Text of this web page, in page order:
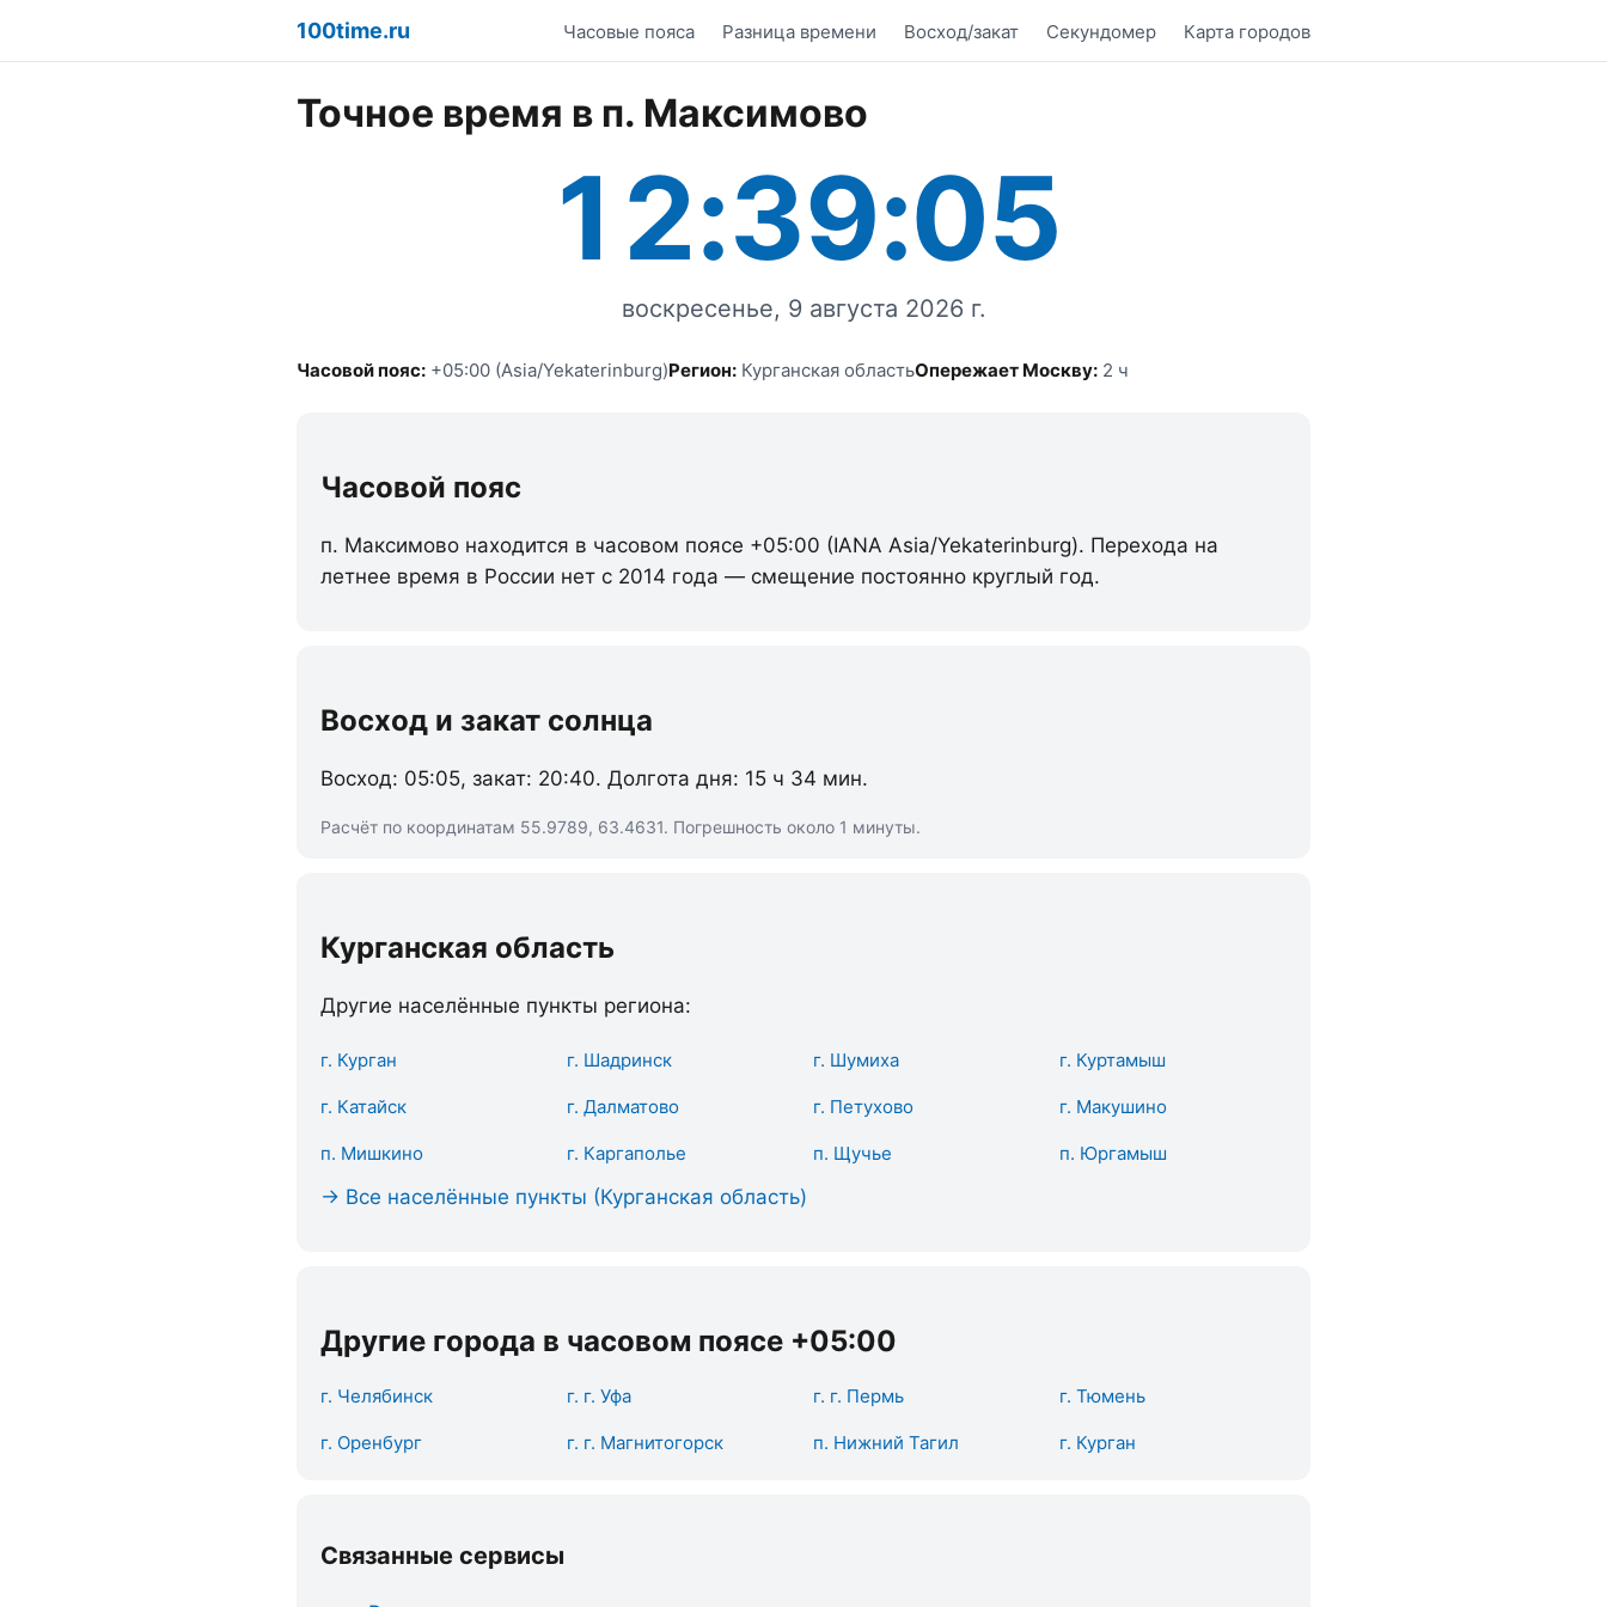
100time.ru Часовые пояса Разница времени Восход/закат Секундомер Карта городов
Точное время в п. Максимово
12:39:05
воскресенье, 9 августа 2026 г.
Часовой пояс: +05:00 (Asia/Yekaterinburg)Регион: Курганская областьОпережает Москву: 2 ч
Часовой пояс
п. Максимово находится в часовом поясе +05:00 (IANA Asia/Yekaterinburg). Перехода на
летнее время в России нет с 2014 года — смещение постоянно круглый год.
Восход и закат солнца
Восход: 05:05, закат: 20:40. Долгота дня: 15 ч 34 мин.
Расчёт по координатам 55.9789, 63.4631. Погрешность около 1 минуты.
Курганская область
Другие населённые пункты региона:
г. Курган г. Шадринск г. Шумиха г. Куртамыш
г. Катайск г. Далматово г. Петухово г. Макушино
п. Мишкино г. Каргаполье п. Щучье п. Юргамыш
→ Все населённые пункты (Курганская область)
Другие города в часовом поясе +05:00
г. Челябинск г. г. Уфа г. г. Пермь г. Тюмень
г. Оренбург г. г. Магнитогорск п. Нижний Тагил г. Курган
Связанные сервисы